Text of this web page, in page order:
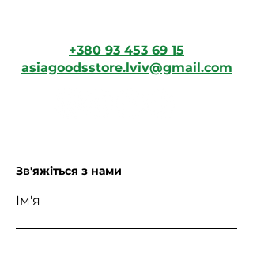
+380 93 453 69 15
asiagoodsstore.lviv@gmail.com
Зв'яжіться з нами
Ім'я